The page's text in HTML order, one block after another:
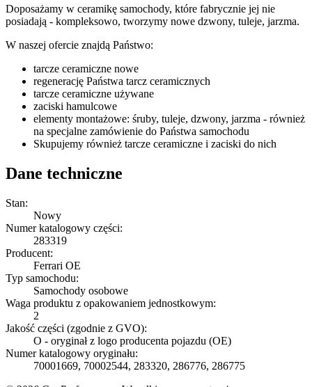
Doposażamy w ceramikę samochody, które fabrycznie jej nie
posiadają - kompleksowo, tworzymy nowe dzwony, tuleje, jarzma.
W naszej ofercie znajdą Państwo:
tarcze ceramiczne nowe
regenerację Państwa tarcz ceramicznych
tarcze ceramiczne używane
zaciski hamulcowe
elementy montażowe: śruby, tuleje, dzwony, jarzma - również
na specjalne zamówienie do Państwa samochodu
Skupujemy również tarcze ceramiczne i zaciski do nich
Dane techniczne
Stan:
Nowy
Numer katalogowy części:
283319
Producent:
Ferrari OE
Typ samochodu:
Samochody osobowe
Waga produktu z opakowaniem jednostkowym:
2
Jakość części (zgodnie z GVO):
O - oryginał z logo producenta pojazdu (OE)
Numer katalogowy oryginału:
70001669, 70002544, 283320, 286776, 286775